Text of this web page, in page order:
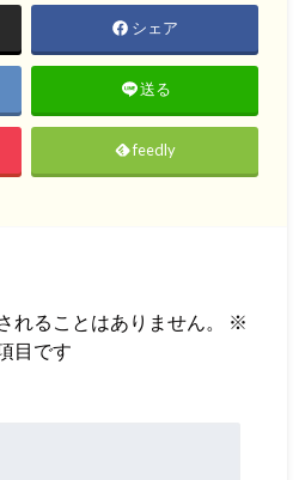
シェア
送る
feedly
れることはありません。
※
目です